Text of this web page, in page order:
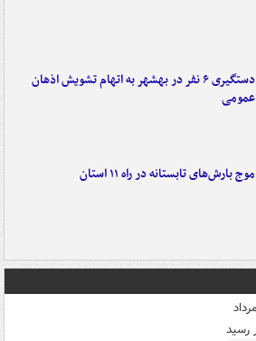
دستگیری ۶ نفر در بهشهر به اتهام تشویش اذهان
عمومی
موج بارش‌های تابستانه در راه ۱۱ استان